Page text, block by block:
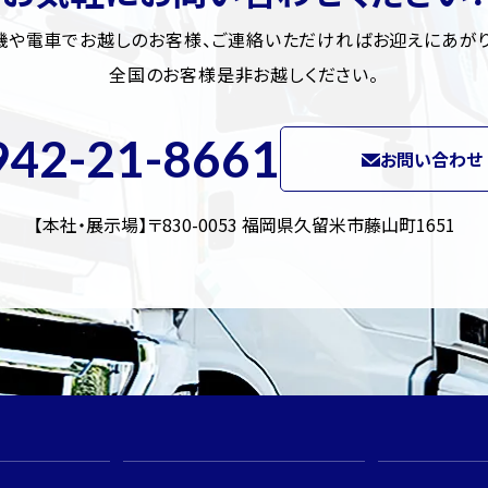
電車でお越しのお客様、ご連絡いただければお迎えにあが
全国のお客様是非お越しください。
21-8661 お問い合わせ
【本社・展示場】〒830-0053 福岡県久留米市藤山町1651